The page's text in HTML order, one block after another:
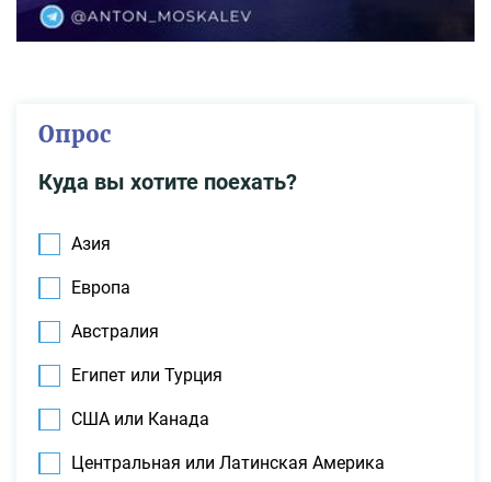
Опрос
Куда вы хотите поехать?
Азия
Европа
Австралия
Египет или Турция
США или Канада
Центральная или Латинская Америка